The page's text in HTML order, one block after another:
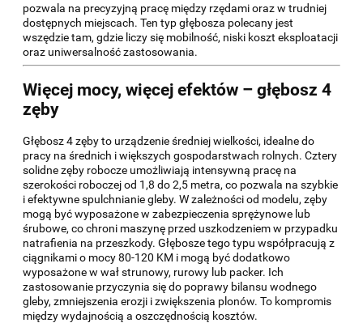
pozwala na precyzyjną pracę między rzędami oraz w trudniej
dostępnych miejscach. Ten typ głębosza polecany jest
wszędzie tam, gdzie liczy się mobilność, niski koszt eksploatacji
oraz uniwersalność zastosowania.
Więcej mocy, więcej efektów – głębosz 4
zęby
Głębosz 4 zęby to urządzenie średniej wielkości, idealne do
pracy na średnich i większych gospodarstwach rolnych. Cztery
solidne zęby robocze umożliwiają intensywną pracę na
szerokości roboczej od 1,8 do 2,5 metra, co pozwala na szybkie
i efektywne spulchnianie gleby. W zależności od modelu, zęby
mogą być wyposażone w zabezpieczenia sprężynowe lub
śrubowe, co chroni maszynę przed uszkodzeniem w przypadku
natrafienia na przeszkody. Głębosze tego typu współpracują z
ciągnikami o mocy 80-120 KM i mogą być dodatkowo
wyposażone w wał strunowy, rurowy lub packer. Ich
zastosowanie przyczynia się do poprawy bilansu wodnego
gleby, zmniejszenia erozji i zwiększenia plonów. To kompromis
między wydajnością a oszczędnością kosztów.